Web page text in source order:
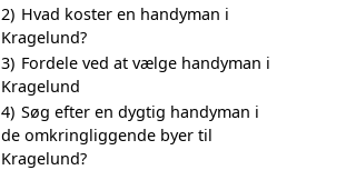
2) Hvad koster en handyman i
Kragelund?
3) Fordele ved at vælge handyman i
Kragelund
4) Søg efter en dygtig handyman i
de omkringliggende byer til
Kragelund?